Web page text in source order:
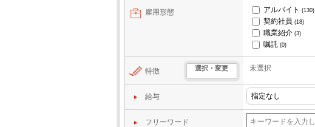
雇用形態 アルバイト (130)
契約社員 (18)
職業紹介 (3)
嘱託 (0)
特徴 選択・変更 未選択
給与
フリーワード